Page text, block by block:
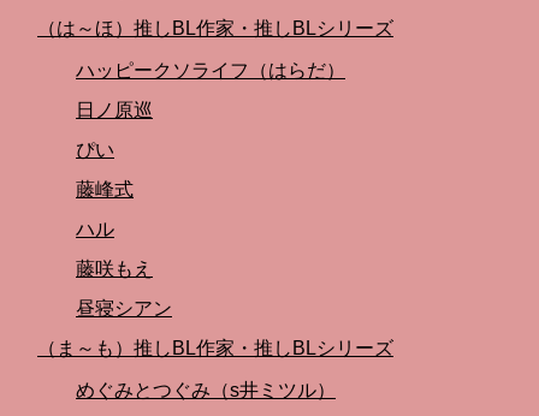
（は～ほ）推しBL作家・推しBLシリーズ
ハッピークソライフ（はらだ）
日ノ原巡
ぴい
藤峰式
ハル
藤咲もえ
昼寝シアン
（ま～も）推しBL作家・推しBLシリーズ
めぐみとつぐみ（s井ミツル）